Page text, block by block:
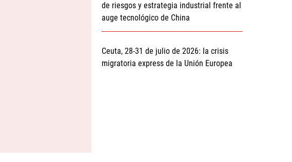
de riesgos y estrategia industrial frente al
auge tecnológico de China
Ceuta, 28-31 de julio de 2026: la crisis
migratoria express de la Unión Europea